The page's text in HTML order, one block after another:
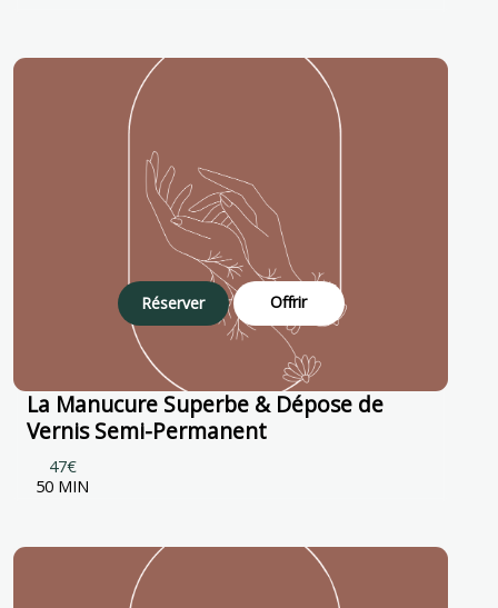
Réserver Offrir
La Manucure Superbe & Dépose de
Vernis Semi-Permanent
47€
50 MIN